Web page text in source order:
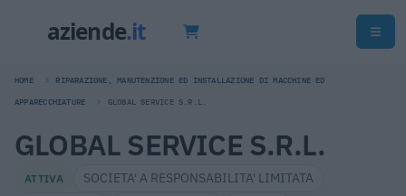
HOME RIPARAZIONE, MANUTENZIONE ED INSTALLAZIONE DI MACCHINE ED
APPARECCHIATURE GLOBAL SERVICE S.R.L.
GLOBAL SERVICE S.R.L.
ATTIVA
SOCIETA' A RESPONSABILITA' LIMITATA